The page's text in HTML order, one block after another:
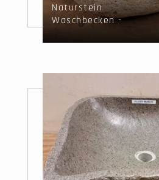
Naturstein
Waschbecken -
53x38x15cm - FL22373